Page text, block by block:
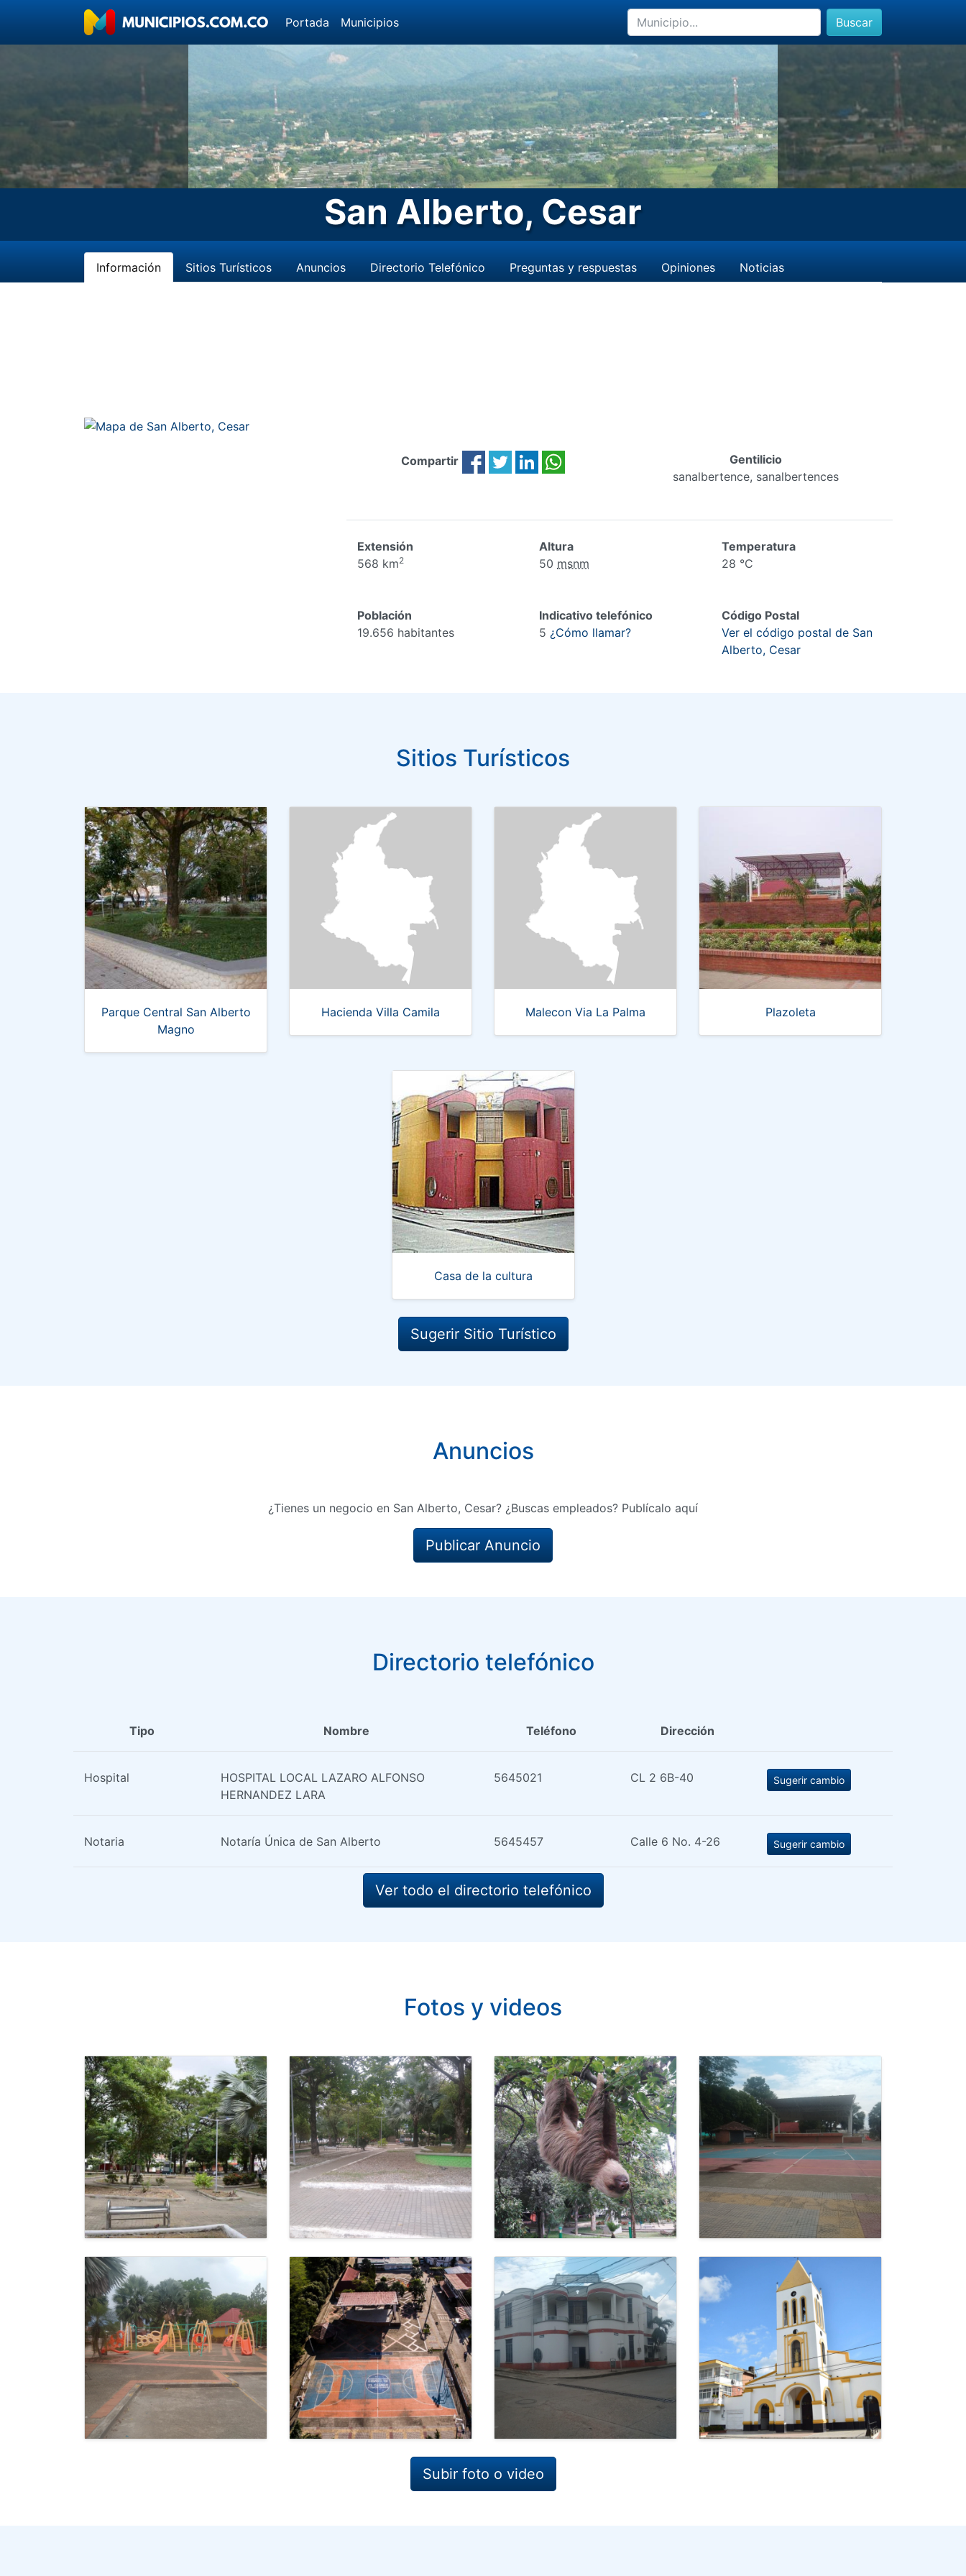
Portada Municipios Buscar
San Alberto, Cesar
Información Sitios Turísticos Anuncios Directorio Telefónico Preguntas y respuestas Opiniones Noticias
Compartir
Gentilicio
sanalbertence, sanalbertences
Extensión
568 km2
Altura
50 msnm
Temperatura
28 °C
Población
19.656 habitantes
Indicativo telefónico
5 ¿Cómo llamar?
Código Postal
Ver el código postal de San
Alberto, Cesar
Sitios Turísticos
Parque Central San Alberto
Magno
Hacienda Villa Camila Malecon Via La Palma Plazoleta
Casa de la cultura
Sugerir Sitio Turístico
Anuncios
¿Tienes un negocio en San Alberto, Cesar? ¿Buscas empleados? Publícalo aquí
Publicar Anuncio
Directorio telefónico
Tipo Nombre Teléfono Dirección
Hospital
HOSPITAL LOCAL LAZARO ALFONSO
HERNANDEZ LARA
5645021 CL 2 6B-40 Sugerir cambio
Notaria Notaría Única de San Alberto 5645457 Calle 6 No. 4-26 Sugerir cambio
Ver todo el directorio telefónico
Fotos y videos
Subir foto o video